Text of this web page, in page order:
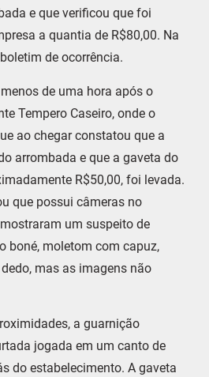
e que verificou que foi
a quantia de R$80,00. Na
de ocorrência.
de uma hora após o
Tempero Caseiro, onde o
ao chegar constatou que a
arrombada e que a gaveta do
R$50,00, foi levada.
que possui câmeras no
um suspeito de
boné, moletom com capuz,
mas as imagens não
a guarnição
jogada em um canto de
do estabelecimento. A gaveta